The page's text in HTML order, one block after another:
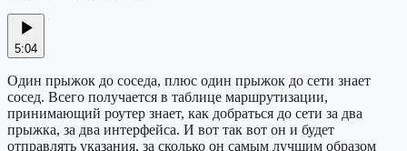
5:04
Один прыжок до соседа, плюс один прыжок до сети знает
сосед. Всего получается в таблице маршрутизации,
принимающий роутер знает, как добраться до сети за два
прыжка, за два интерфейса. И вот так вот он и будет
отправлять указания, за сколько он самым лучшим образом